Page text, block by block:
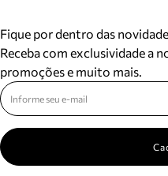
Fique por dentro das
Receba com exclusividade a
promoções e muito mais.